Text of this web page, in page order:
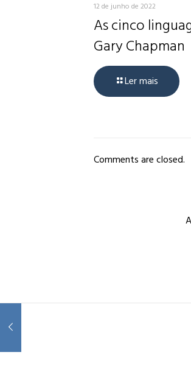
12 de junho de 2022
As cinco
Gary Chapman
Ler mais
Comments are closed.